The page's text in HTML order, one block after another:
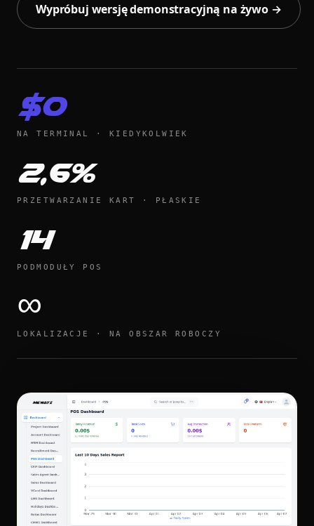
Wypróbuj wersję demonstracyjną na żywo →
$0
NA TERMINAL · KIEDYKOLWIEK
2,6%
PRZETWARZANIE KART · PŁASKIE
14
PODMODUŁY POS
∞
LOKALIZACJE · NA OBSZAR ROBOCZY